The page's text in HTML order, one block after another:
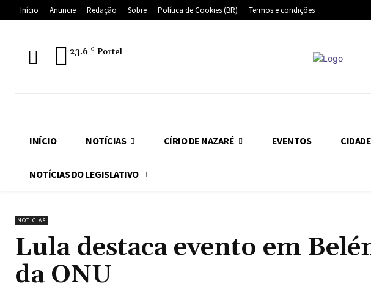
Início Anuncie Redação Sobre Política de Cookies (BR) Termos e condições
23.6 C Portel
INÍCIO NOTÍCIAS CÍRIO DE NAZARÉ EVENTOS
NOTÍCIAS DO LEGISLATIVO
NOTÍCIAS
Lula destaca evento em
da ONU